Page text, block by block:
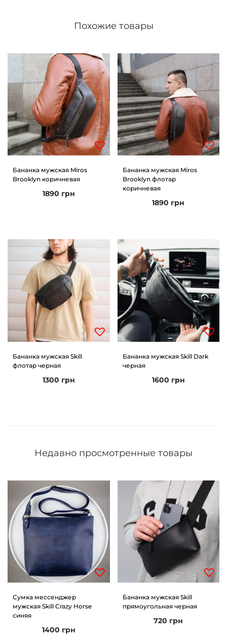
e
о
и
ч
н
е
в
а
Похожие товары
Бананка мужская Miros
Brooklyn коричневая
1890 грн
Бананка мужская Miros
Brooklyn флотар
коричневая
1890 грн
Бананка мужская Skill
флотар черная
1300 грн
Бананка мужская Skill Dark
черная
1600 грн
Недавно просмотренные товары
Сумка мессенджер
мужская Skill Crazy Horse
синяя
1400 грн
Бананка мужская Skill
прямоугольная черная
720 грн